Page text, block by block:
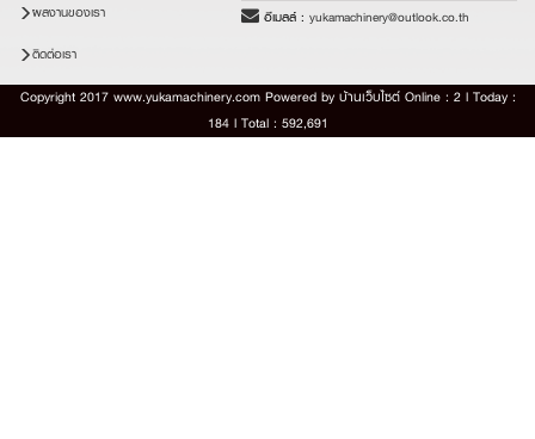
ผลงานของเรา
ติดต่อเรา
อีเมลล์ : yukamachinery@outlook.co.th
Copyright 2017 www.yukamachinery.com Powered by บ้านเว็บไซต์Online : 2 l Today :
184 l Total : 592,691